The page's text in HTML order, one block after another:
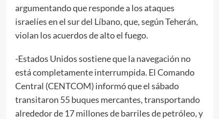
argumentando que responde a los ataques
israelíes en el sur del Líbano, que, según Teherán,
violan los acuerdos de alto el fuego.
-Estados Unidos sostiene que la navegación no
está completamente interrumpida. El Comando
Central (CENTCOM) informó que el sábado
transitaron 55 buques mercantes, transportando
alrededor de 17 millones de barriles de petróleo, y